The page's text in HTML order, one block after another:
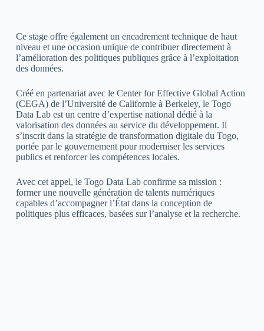
Ce stage offre également un encadrement technique de haut
niveau et une occasion unique de contribuer directement à
l’amélioration des politiques publiques grâce à l’exploitation
des données.
Créé en partenariat avec le Center for Effective Global Action
(CEGA) de l’Université de Californie à Berkeley, le Togo
Data Lab est un centre d’expertise national dédié à la
valorisation des données au service du développement. Il
s’inscrit dans la stratégie de transformation digitale du Togo,
portée par le gouvernement pour moderniser les services
publics et renforcer les compétences locales.
Avec cet appel, le Togo Data Lab confirme sa mission :
former une nouvelle génération de talents numériques
capables d’accompagner l’État dans la conception de
politiques plus efficaces, basées sur l’analyse et la recherche.